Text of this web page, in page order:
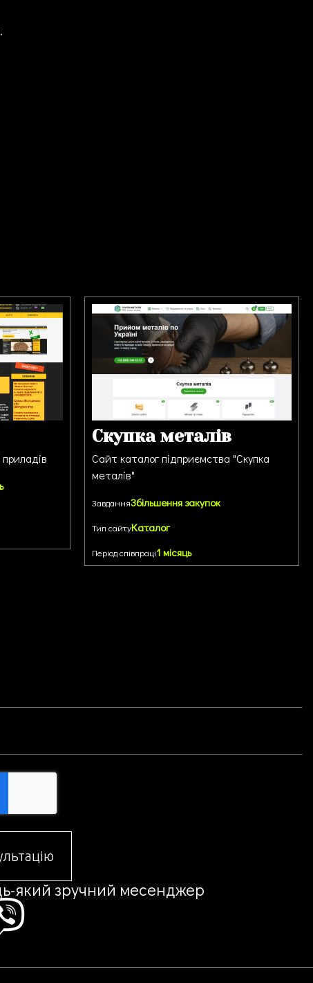
Скупка металів
Сайт каталог підприємства "Скупка
металів"
ЗавданняЗбільшення закупок
Тип сайтуКаталог
Період співпраці1 місяць
який зручний месенджер